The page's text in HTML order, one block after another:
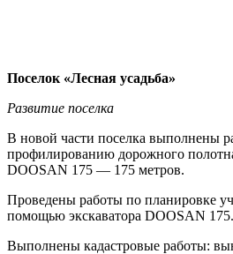
Поселок «Лесная усадьба»
Развитие поселка
В новой части поселка выполнены
профилированию дорожного
DOOSAN 175 — 175 метров.
Проведены работы по планировке
помощью экскаватора DOOSAN 175.
Выполнены кадастровые работы: